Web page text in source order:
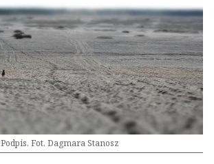
Podpis. Fot. Dagmara Stanosz